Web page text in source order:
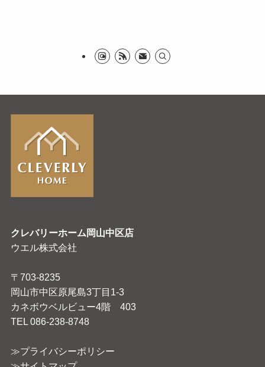
クレバリーホーム岡山中区店
ウエル株式会社
〒703-8235
岡山市中区原尾島3丁目1-3
カネボウベルビュー4階 403
TEL 086-238-8748
≫プライバシーポリシー